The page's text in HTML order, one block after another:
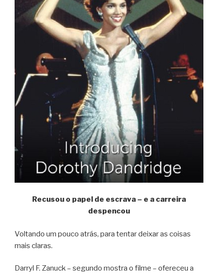
Recusou o papel de escrava – e a carreira
despencou
Voltando um pouco atrás, para tentar deixar as coisas
mais claras.
Darryl F. Zanuck – segundo mostra o filme – ofereceu a